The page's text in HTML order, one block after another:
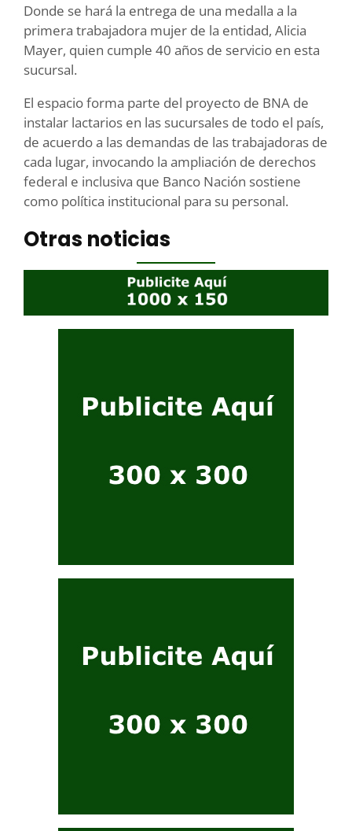
Donde se hará la entrega de una medalla a la
primera trabajadora mujer de la entidad, Alicia
Mayer, quien cumple 40 años de servicio en esta
sucursal.
El espacio forma parte del proyecto de BNA de
instalar lactarios en las sucursales de todo el país,
de acuerdo a las demandas de las trabajadoras de
cada lugar, invocando la ampliación de derechos
federal e inclusiva que Banco Nación sostiene
como política institucional para su personal.
Otras noticias